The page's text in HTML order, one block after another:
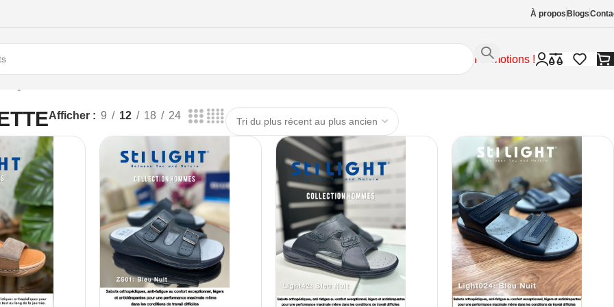
À propos Blogs
Promotions !
Afficher 9 12 18 24